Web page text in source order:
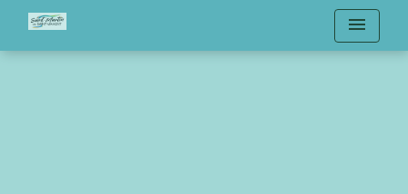
menu